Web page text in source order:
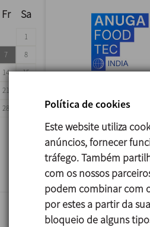
Fr Sa
1
7
8
14
15
21
28
ANUGA FOODTEC
29/09/2026
Mumbai - India
Política de cookies
Este website utiliza
anúncios, fornecer
tráfego. Também
com os nossos
podem combinar com
por estes a partir da
bloqueio de alguns